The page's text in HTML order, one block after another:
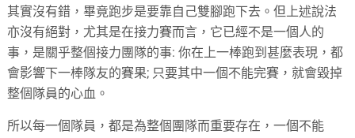
其實沒有錯，畢竟跑步是要靠自己雙腳跑下去。但上述說法
亦沒有絕對，尤其是在接力賽而言，它已經不是一個人的
事，是關乎整個接力團隊的事: 你在上一棒跑到甚麼表現，都
會影響下一棒隊友的賽果; 只要其中一個不能完賽，就會毀掉
整個隊員的心血。
所以每一個隊員，都是為整個團隊而重要存在，一個不能